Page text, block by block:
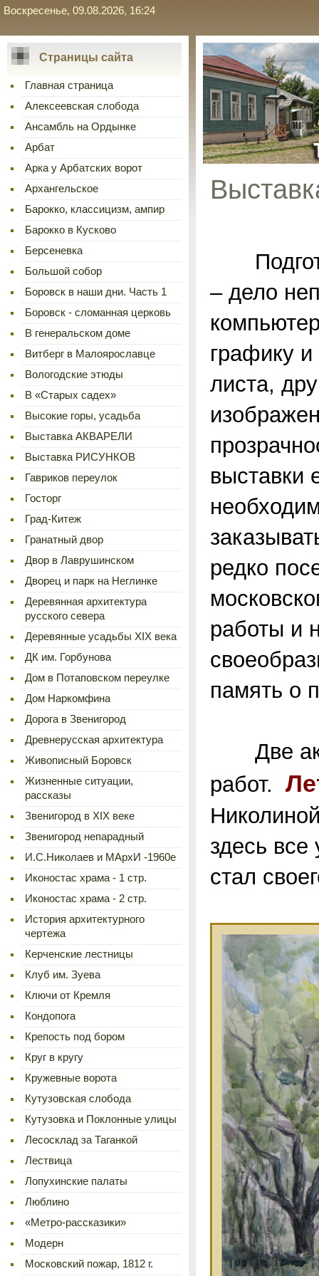
Воскресенье, 09.08.2026, 16:24
Страницы сайта
Главная страница
Алексеевская слобода
Ансамбль на Ордынке
Арбат
Арка у Арбатских ворот
Архангельское
Барокко, классицизм, ампир
Барокко в Кусково
Берсеневка
Большой собор
Боровск в наши дни. Часть 1
Боровск - сломанная церковь
В генеральском доме
Витберг в Малоярославце
Вологодские этюды
В «Старых садех»
Высокие горы, усадьба
Выставка АКВАРЕЛИ
Выставка РИСУНКОВ
Гавриков переулок
Госторг
Град-Китеж
Гранатный двор
Двор в Лаврушинском
Дворец и парк на Неглинке
Деревянная архитектура
русского севера
Деревянные усадьбы XIX века
ДК им. Горбунова
Дом в Потаповском переулке
Дом Наркомфина
Дорога в Звенигород
Древнерусская архитектура
Живописный Боровск
Жизненные ситуации,
рассказы
Звенигород в XIX веке
Звенигород непарадный
И.С.Николаев и МАрхИ -1960е
Иконостас храма - 1 стр.
Иконостас храма - 2 стр.
История архитектурного
чертежа
Керченские лестницы
Клуб им. Зуева
Ключи от Кремля
Кондопога
Крепость под бором
Круг в кругу
Кружевные ворота
Кутузовская слобода
Кутузовка и Поклонные улицы
Лесосклад за Таганкой
Лествица
Лопухинские палаты
Люблино
«Метро-рассказики»
Модерн
Московский пожар, 1812 г.
– дело
графику
листа,
выставки
редко
работы и
память о
Две
работ.
здесь все
стал